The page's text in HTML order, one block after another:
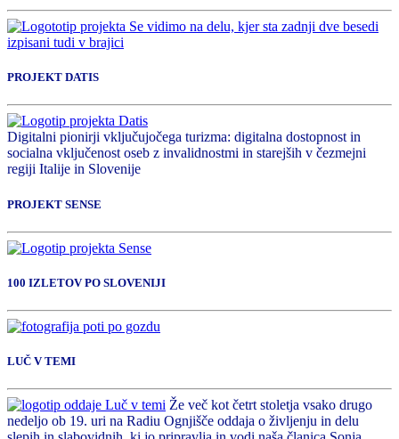
PROJEKT DATIS
Digitalni pionirji vključujočega turizma: digitalna dostopnost in
socialna vključenost oseb z invalidnostmi in starejših v čezmejni
regiji Italije in Slovenije
PROJEKT SENSE
100 IZLETOV PO SLOVENIJI
LUČ V TEMI
Že več kot četrt stoletja vsako drugo
nedeljo ob 19. uri na Radiu Ognjišče oddaja o življenju in delu